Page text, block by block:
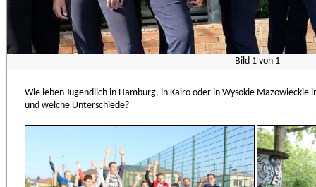
Bild 1 von 1
Wie leben Jugendlich in Hamburg, in Kairo oder in Wysokie Mazowieckie
und welche Unterschiede?